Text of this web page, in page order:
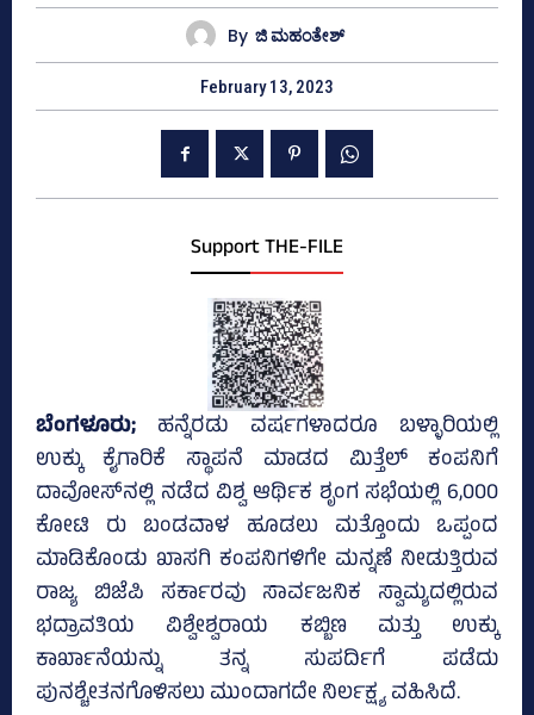
By ಜಿ ಮಹಂತೇಶ್
February 13, 2023
Support THE-FILE
ಬೆಂಗಳೂರು; ಹನ್ನೆರಡು ವರ್ಷಗಳಾದರೂ ಬಳ್ಳಾರಿಯಲ್ಲಿ
ಉಕ್ಕು ಕೈಗಾರಿಕೆ ಸ್ಥಾಪನೆ ಮಾಡದ ಮಿತ್ತೆಲ್‌ ಕಂಪನಿಗೆ
ದಾವೋಸ್‌ನಲ್ಲಿ ನಡೆದ ವಿಶ್ವ ಆರ್ಥಿಕ ಶೃಂಗ ಸಭೆಯಲ್ಲಿ 6,000
ಕೋಟಿ ರು ಬಂಡವಾಳ ಹೂಡಲು ಮತ್ತೊಂದು ಒಪ್ಪಂದ
ಮಾಡಿಕೊಂಡು ಖಾಸಗಿ ಕಂಪನಿಗಳಿಗೇ ಮನ್ನಣೆ ನೀಡುತ್ತಿರುವ
ರಾಜ್ಯ ಬಿಜೆಪಿ ಸರ್ಕಾರವು ಸಾರ್ವಜನಿಕ ಸ್ವಾಮ್ಯದಲ್ಲಿರುವ
ಭದ್ರಾವತಿಯ ವಿಶ್ವೇಶ್ವರಾಯ ಕಬ್ಬಿಣ ಮತ್ತು ಉಕ್ಕು
ಕಾರ್ಖಾನೆಯನ್ನು ತನ್ನ ಸುಪರ್ದಿಗೆ ಪಡೆದು
ಪುನಶ್ಚೇತನಗೊಳಿಸಲು ಮುಂದಾಗದೇ ನಿರ್ಲಕ್ಷ್ಯ ವಹಿಸಿದೆ.